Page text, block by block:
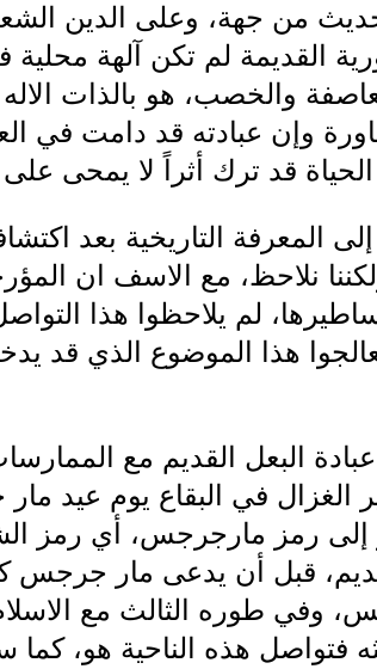
من جهة، وعلى الدين
القديمة لم تكن آلهة
والخصب، هو بالذات
وإن عبادته قد دامت في
قد ترك أثراً لا يمحى
المعرفة التاريخية بعد
نلاحظ، مع الاسف ان
لم يلاحظوا هذا
يعالجوا هذا الموضوع الذي
البعل القديم مع
إلى رمز مارجرجس، أي رمز
قديم، قبل أن يدعى مار
وفي طوره الثالث مع
فتواصل هذه الناحية هو، كما